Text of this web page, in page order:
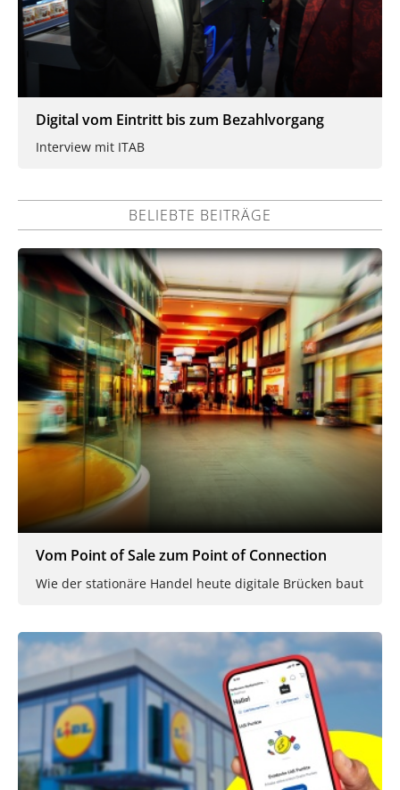
Digital vom Eintritt bis zum Bezahlvorgang
Interview mit ITAB
BELIEBTE BEITRÄGE
Vom Point of Sale zum Point of Connection
Wie der stationäre Handel heute digitale Brücken baut